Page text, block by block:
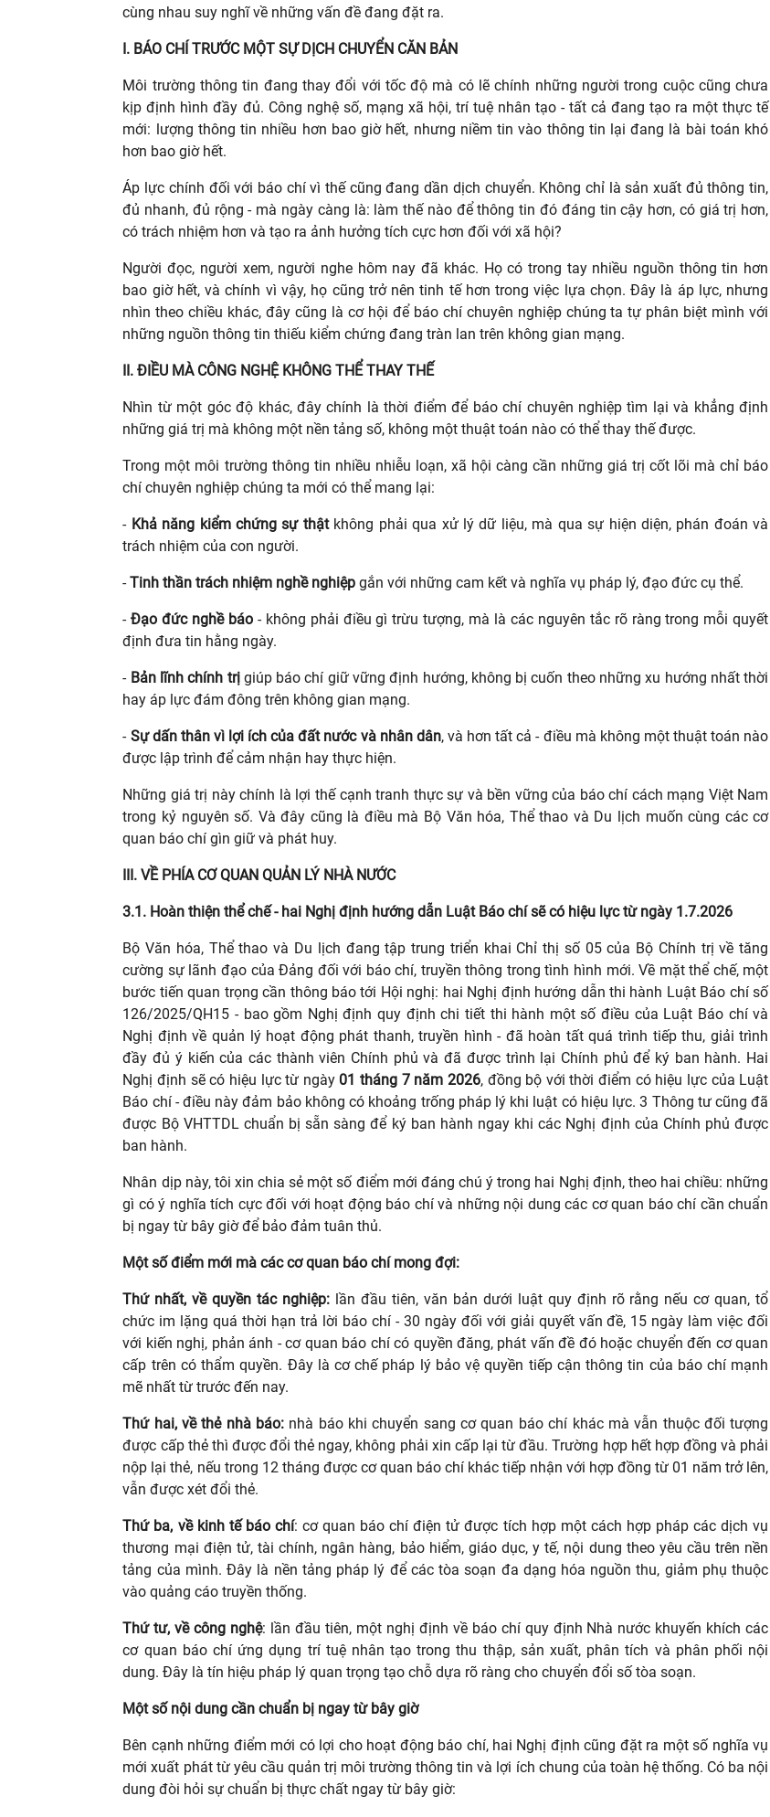
cùng nhau suy nghĩ về những vấn đề đang đặt ra.
I. BÁO CHÍ TRƯỚC MỘT SỰ DỊCH CHUYỂN CĂN BẢN
Môi trường thông tin đang thay đổi với tốc độ mà có lẽ chính những người trong cuộc cũng chưa
kịp định hình đầy đủ. Công nghệ số, mạng xã hội, trí tuệ nhân tạo - tất cả đang tạo ra một thực tế
mới: lượng thông tin nhiều hơn bao giờ hết, nhưng niềm tin vào thông tin lại đang là bài toán khó
hơn bao giờ hết.
Áp lực chính đối với báo chí vì thế cũng đang dần dịch chuyển. Không chỉ là sản xuất đủ thông tin,
đủ nhanh, đủ rộng - mà ngày càng là: làm thế nào để thông tin đó đáng tin cậy hơn, có giá trị hơn,
có trách nhiệm hơn và tạo ra ảnh hưởng tích cực hơn đối với xã hội?
Người đọc, người xem, người nghe hôm nay đã khác. Họ có trong tay nhiều nguồn thông tin hơn
bao giờ hết, và chính vì vậy, họ cũng trở nên tinh tế hơn trong việc lựa chọn. Đây là áp lực, nhưng
nhìn theo chiều khác, đây cũng là cơ hội để báo chí chuyên nghiệp chúng ta tự phân biệt mình với
những nguồn thông tin thiếu kiểm chứng đang tràn lan trên không gian mạng.
II. ĐIỀU MÀ CÔNG NGHỆ KHÔNG THỂ THAY THẾ
Nhìn từ một góc độ khác, đây chính là thời điểm để báo chí chuyên nghiệp tìm lại và khẳng định
những giá trị mà không một nền tảng số, không một thuật toán nào có thể thay thế được.
Trong một môi trường thông tin nhiều nhiễu loạn, xã hội càng cần những giá trị cốt lõi mà chỉ báo
chí chuyên nghiệp chúng ta mới có thể mang lại:
- Khả năng kiểm chứng sự thậtkhông phải qua xử lý dữ liệu, mà qua sự hiện diện, phán đoán và
trách nhiệm của con người.
-Tinh thần trách nhiệm nghề nghiệpgắn với những cam kết và nghĩa vụ pháp lý, đạo đức cụ thể.
-Đạo đức nghề báo- không phải điều gì trừu tượng, mà là các nguyên tắc rõ ràng trong mỗi quyết
định đưa tin hằng ngày.
- Bản lĩnh chính trị giúp báo chí giữ vững định hướng, không bị cuốn theo những xu hướng nhất thời
hay áp lực đám đông trên không gian mạng.
- Sự dấn thân vì lợi ích của đất nước và nhân dân, và hơn tất cả - điều mà không một thuật toán nào
được lập trình để cảm nhận hay thực hiện.
Những giá trị này chính là lợi thế cạnh tranh thực sự và bền vững của báo chí cách mạng Việt Nam
trong kỷ nguyên số. Và đây cũng là điều mà Bộ Văn hóa, Thể thao và Du lịch muốn cùng các cơ
quan báo chí gìn giữ và phát huy.
III. VỀ PHÍA CƠ QUAN QUẢN LÝ NHÀ NƯỚC
3.1. Hoàn thiện thể chế - hai Nghị định hướng dẫn Luật Báo chí sẽ có hiệu lực từ ngày 1.7.2026
Bộ Văn hóa, Thể thao và Du lịch đang tập trung triển khai Chỉ thị số 05 của Bộ Chính trị về tăng
cường sự lãnh đạo của Đảng đối với báo chí, truyền thông trong tình hình mới. Về mặt thể chế, một
bước tiến quan trọng cần thông báo tới Hội nghị: hai Nghị định hướng dẫn thi hành Luật Báo chí số
126/2025/QH15 - bao gồm Nghị định quy định chi tiết thi hành một số điều của Luật Báo chí và
Nghị định về quản lý hoạt động phát thanh, truyền hình - đã hoàn tất quá trình tiếp thu, giải trình
đầy đủ ý kiến của các thành viên Chính phủ và đã được trình lại Chính phủ để ký ban hành. Hai
Nghị định sẽ có hiệu lực từ ngày 01 tháng 7 năm 2026, đồng bộ với thời điểm có hiệu lực của Luật
Báo chí - điều này đảm bảo không có khoảng trống pháp lý khi luật có hiệu lực. 3 Thông tư cũng đã
được Bộ VHTTDL chuẩn bị sẵn sàng để ký ban hành ngay khi các Nghị định của Chính phủ được
ban hành.
Nhân dịp này, tôi xin chia sẻ một số điểm mới đáng chú ý trong hai Nghị định, theo hai chiều: những
gì có ý nghĩa tích cực đối với hoạt động báo chí và những nội dung các cơ quan báo chí cần chuẩn
bị ngay từ bây giờ để bảo đảm tuân thủ.
Một số điểm mới mà các cơ quan báo chí mong đợi:
Thứ nhất, về quyền tác nghiệp: lần đầu tiên, văn bản dưới luật quy định rõ rằng nếu cơ quan, tổ
chức im lặng quá thời hạn trả lời báo chí - 30 ngày đối với giải quyết vấn đề, 15 ngày làm việc đối
với kiến nghị, phản ánh - cơ quan báo chí có quyền đăng, phát vấn đề đó hoặc chuyển đến cơ quan
cấp trên có thẩm quyền. Đây là cơ chế pháp lý bảo vệ quyền tiếp cận thông tin của báo chí mạnh
mẽ nhất từ trước đến nay.
Thứ hai, về thẻ nhà báo: nhà báo khi chuyển sang cơ quan báo chí khác mà vẫn thuộc đối tượng
được cấp thẻ thì được đổi thẻ ngay, không phải xin cấp lại từ đầu. Trường hợp hết hợp đồng và phải
nộp lại thẻ, nếu trong 12 tháng được cơ quan báo chí khác tiếp nhận với hợp đồng từ 01 năm trở lên,
vẫn được xét đổi thẻ.
Thứ ba, về kinh tế báo chí: cơ quan báo chí điện tử được tích hợp một cách hợp pháp các dịch vụ
thương mại điện tử, tài chính, ngân hàng, bảo hiểm, giáo dục, y tế, nội dung theo yêu cầu trên nền
tảng của mình. Đây là nền tảng pháp lý để các tòa soạn đa dạng hóa nguồn thu, giảm phụ thuộc
vào quảng cáo truyền thống.
Thứ tư, về công nghệ: lần đầu tiên, một nghị định về báo chí quy định Nhà nước khuyến khích các
cơ quan báo chí ứng dụng trí tuệ nhân tạo trong thu thập, sản xuất, phân tích và phân phối nội
dung. Đây là tín hiệu pháp lý quan trọng tạo chỗ dựa rõ ràng cho chuyển đổi số tòa soạn.
Một số nội dung cần chuẩn bị ngay từ bây giờ
Bên cạnh những điểm mới có lợi cho hoạt động báo chí, hai Nghị định cũng đặt ra một số nghĩa vụ
mới xuất phát từ yêu cầu quản trị môi trường thông tin và lợi ích chung của toàn hệ thống. Có ba nội
dung đòi hỏi sự chuẩn bị thực chất ngay từ bây giờ: